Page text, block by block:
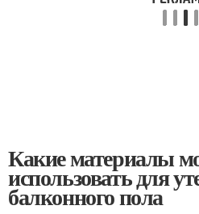
Какие материалы
использовать для
балконного пола